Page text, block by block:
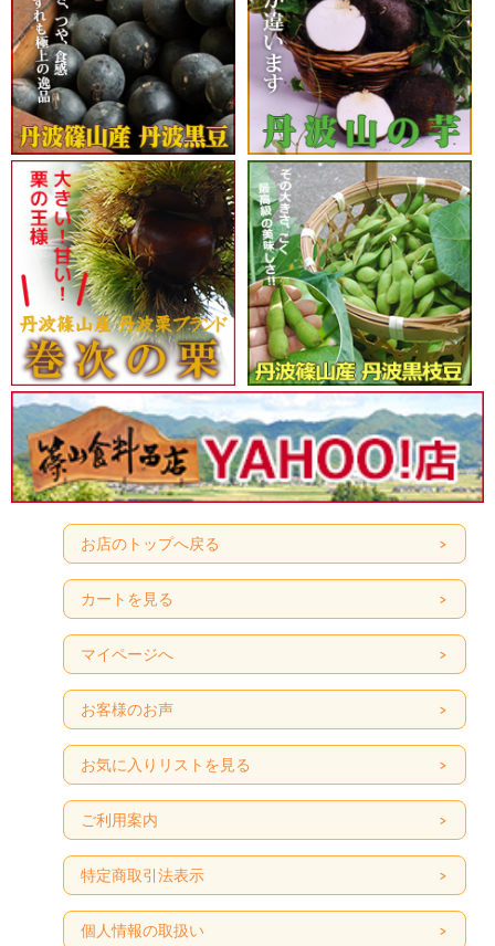
お店のトップへ戻る
カートを見る
マイページへ
お客様のお声
お気に入りリストを見る
ご利用案内
特定商取引法表示
個人情報の取扱い